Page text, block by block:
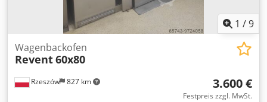
1 /9
Rzeszów 827 km
Wagenbackofen
Revent60x80
3.600 €
Festpreis zzgl. MwSt.